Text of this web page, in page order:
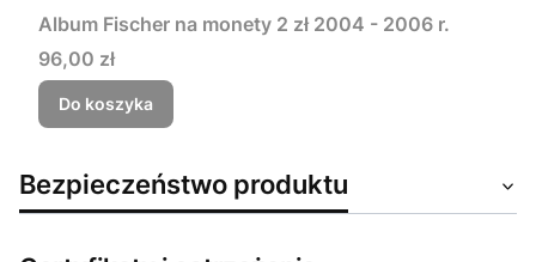
Album Fischer na monety 2 zł 2004 - 2006 r.
Cena
96,00 zł
Do koszyka
Bezpieczeństwo produktu